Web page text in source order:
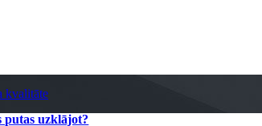
kvalitāte
putas uzklājot?